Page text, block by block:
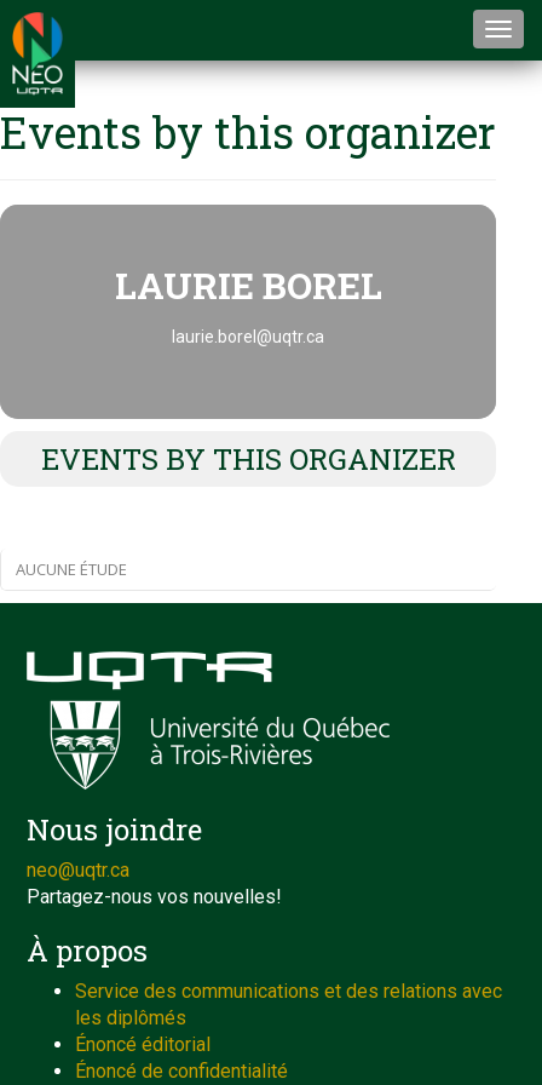
Events by this organizer
LAURIE BOREL
laurie.borel@uqtr.ca
EVENTS BY THIS ORGANIZER
AUCUNE ÉTUDE
Nous joindre
neo@uqtr.ca
Partagez-nous vos nouvelles!
À propos
Service des communications et des relations avec
les diplômés
Énoncé éditorial
Énoncé de confidentialité